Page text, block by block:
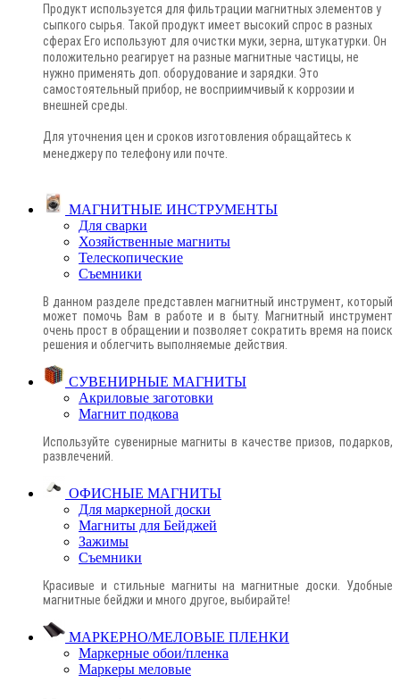
Продукт используется для фильтрации магнитных элементов у
сыпкого сырья. Такой продукт имеет высокий спрос в разных
сферах Его используют для очистки муки, зерна, штукатурки. Он
положительно реагирует на разные магнитные частицы, не
нужно применять доп. оборудование и зарядки. Это
самостоятельный прибор, не восприимчивый к коррозии и
внешней среды.
Для уточнения цен и сроков изготовления обращайтесь к
менеджеру по телефону или почте
МАГНИТНЫЕ ИНСТРУМЕНТЫ
Для сварки
Хозяйственные магниты
Телескопические
Съемники
В данном разделе представлен магнитный инструмент, который
может помочь Вам в работе и в быту. Магнитный инструмент
очень прост в обращении и позволяет сократить время на поиск
решения и облегчить выполняемые действия.
СУВЕНИРНЫЕ МАГНИТЫ
Акриловые заготовки
Магнит подкова
Используйте сувенирные магниты в качестве призов, подарков,
развлечений.
ОФИСНЫЕ МАГНИТЫ
Для маркерной доски
Магниты для Бейджей
Зажимы
Съемники
Красивые и стильные магниты на магнитные доски. Удобные
магнитные бейджи и много другое, выбирайте!
МАРКЕРНО/МЕЛОВЫЕ ПЛЕНКИ
Маркерные обои/пленка
Маркеры меловые